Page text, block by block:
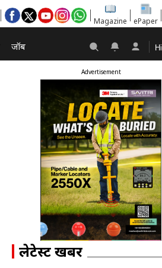
Magazine ePaper
जॉब
Advertisement
लेटेस्ट खबरें